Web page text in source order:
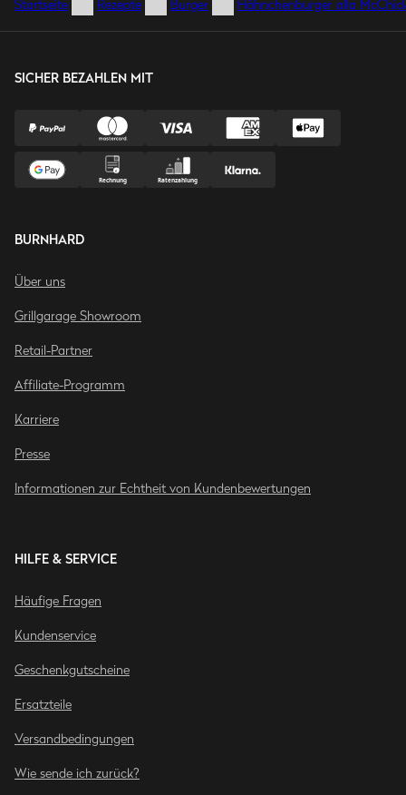
Startseite Rezepte Burger Hähnchenburger alla
SICHER BEZAHLEN MIT
BURNHARD
Über uns
Grillgarage Showroom
Retail-Partner
Affiliate-Programm
Karriere
Presse
Informationen zur Echtheit von Kundenbewertungen
HILFE & SERVICE
Häufige Fragen
Kundenservice
Geschenkgutscheine
Ersatzteile
Versandbedingungen
Wie sende ich zurück?